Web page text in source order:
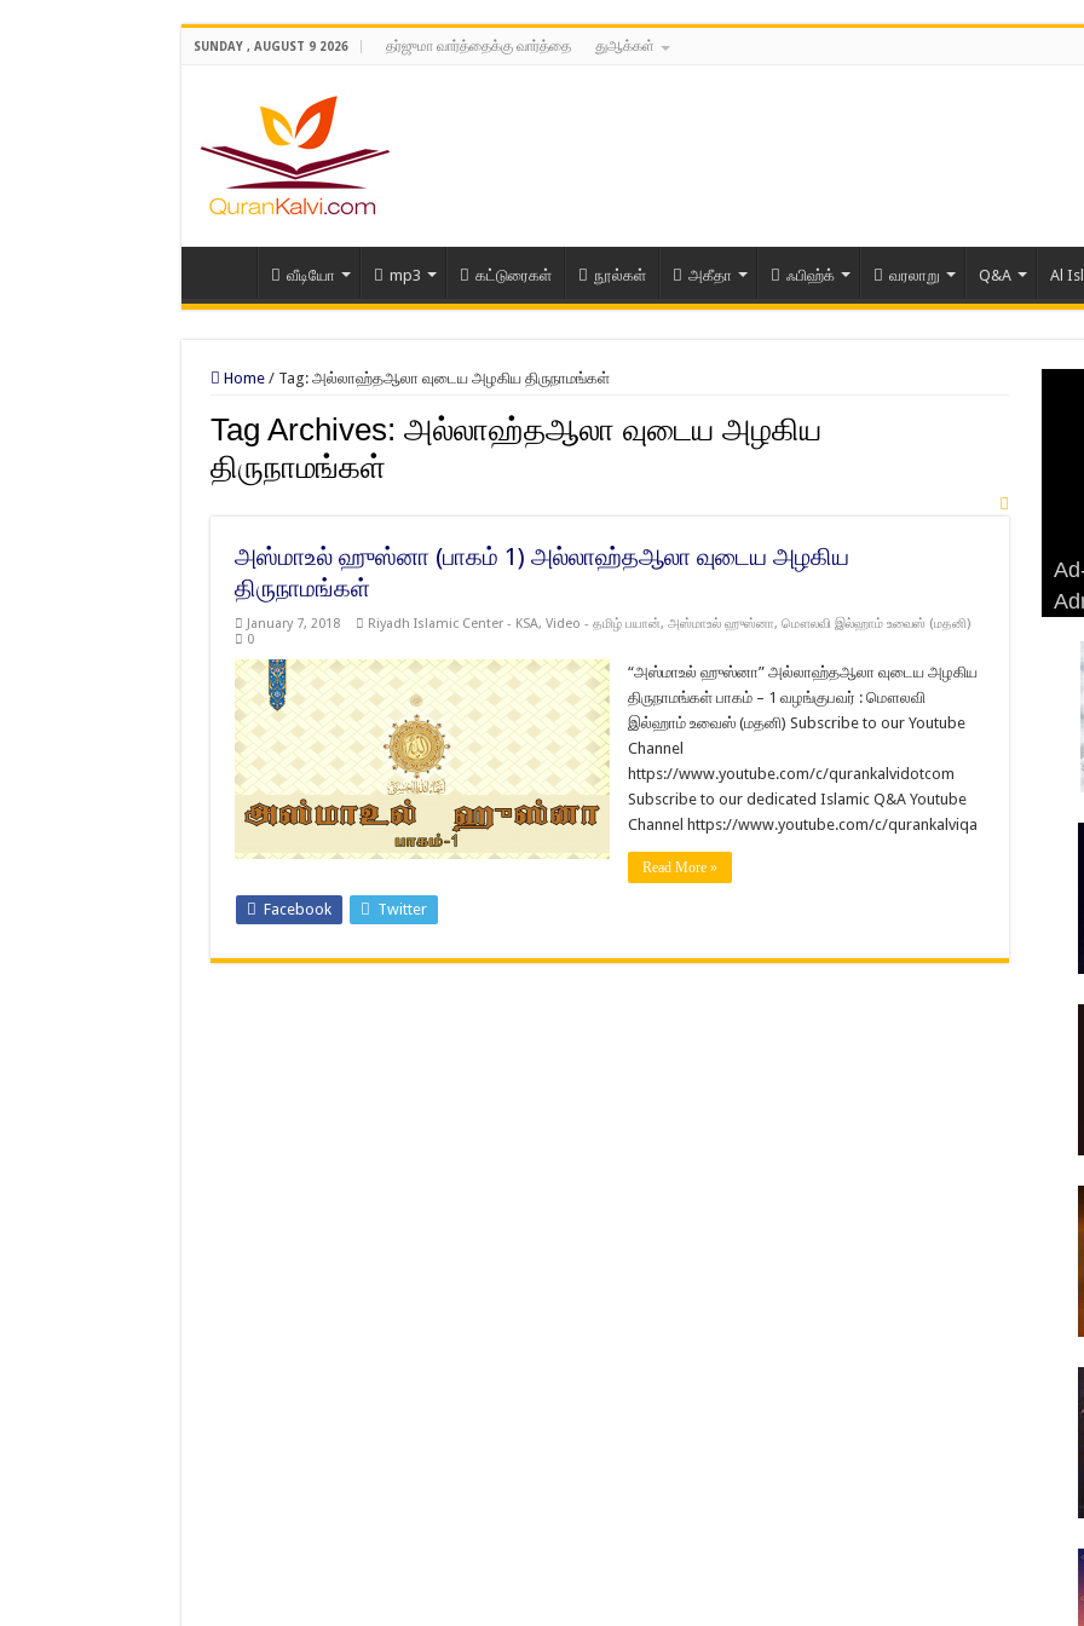
SUNDAY , AUGUST 9 2026 தர்ஜுமா வார்த்தைக்கு வார்த்தை துஆக்கள்
வீடியோ mp3 கட்டுரைகள் நூல்கள் அகீதா ஃபிஹ்க் வரலாறு Q&A Al
Home / Tag: அல்லாஹ்தஆலா வுடைய அழகிய திருநாமங்கள்
Tag Archives: அல்லாஹ்தஆலா வுடைய அழகிய
திருநாமங்கள்
அஸ்மாஉல் ஹுஸ்னா (பாகம் 1) அல்லாஹ்தஆலா வுடைய அழகிய
திருநாமங்கள்
January 7, 2018 Riyadh Islamic Center - KSA, Video - தமிழ் பயான், அஸ்மாஉல் ஹுஸ்னா, மௌலவி இல்ஹாம் உவைஸ் (மதனி)
0
“அஸ்மாஉல் ஹுஸ்னா” அல்லாஹ்தஆலா வுடைய அழகிய
திருநாமங்கள் பாகம் – 1 வழங்குபவர் : மௌலவி
இல்ஹாம் உவைஸ் (மதனி) Subscribe to our Youtube
Channel
https://www.youtube.com/c/qurankalvidotcom
Subscribe to our dedicated Islamic Q&A Youtube
Channel https://www.youtube.com/c/qurankalviqa
Read More »
Facebook Twitter